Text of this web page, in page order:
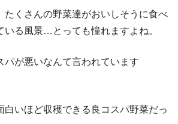
たくさんの野菜達がおいしそうに食べ
いる風景…とっても憧れますよね。
パが悪いなんて言われています
白いほど収穫できる良コスパ野菜だっ